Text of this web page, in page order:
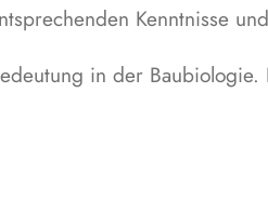
Kenntnisse
in der